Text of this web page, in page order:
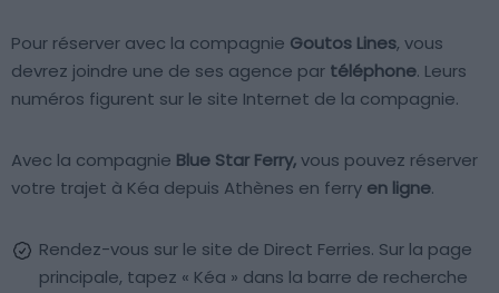
Pour réserver avec la compagnie Goutos Lines, vous
devrez joindre une de ses agence par téléphone. Leurs
numéros figurent sur le site Internet de la compagnie.
Avec la compagnie Blue Star Ferry,vous pouvez réserver
votre trajet à Kéa depuis Athènes en ferry en ligne.
Rendez-vous sur le site de Direct Ferries. Sur la page
principale, tapez « Kéa » dans la barre de recherche